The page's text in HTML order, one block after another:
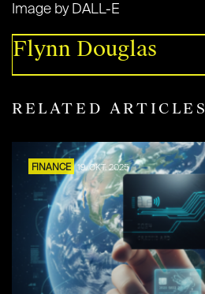
Image by DALL-E
Flynn Douglas
RELATED ARTICLES
FINANCE 19. OKT. 2025